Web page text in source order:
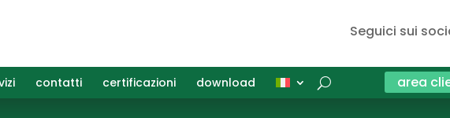
Seguici sui
contatti certificazioni download area